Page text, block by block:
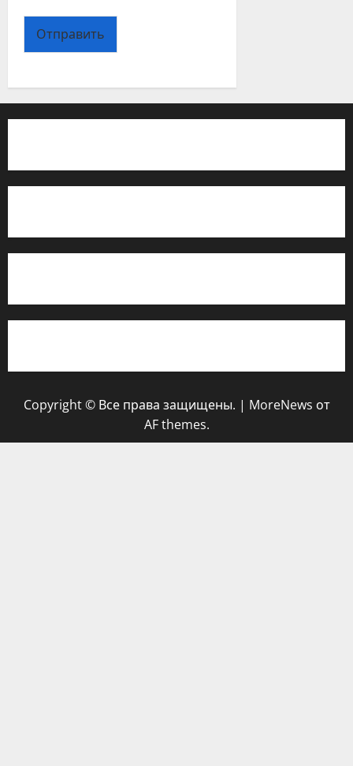
Отправить
Copyright © Все права защищены. | MoreNews от
AF themes.